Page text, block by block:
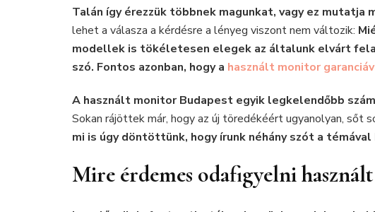
Budapesten
Talán így érezzük többnek magunkat, vagy ez mutatja
lehet a válasza a kérdésre a lényeg viszont nem változik:
modellek is tökéletesen elegek az általunk elvárt
szó. Fontos azonban, hogy a használt monitor
A használt monitor Budapest egyik legkelendőbb
Sokan rájöttek már, hogy az új töredékéért ugyanolyan, sőt
mi is úgy döntöttünk, hogy írunk néhány szót a
Mire érdemes odafigyelni